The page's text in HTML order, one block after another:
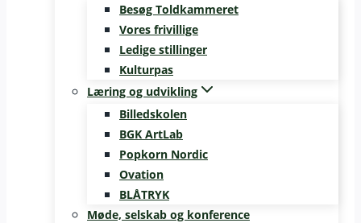
Besøg Toldkammeret
Vores frivillige
Ledige stillinger
Kulturpas
Læring og udvikling
Billedskolen
BGK ArtLab
Popkorn Nordic
Ovation
BLÅTRYK
Møde, selskab og konference